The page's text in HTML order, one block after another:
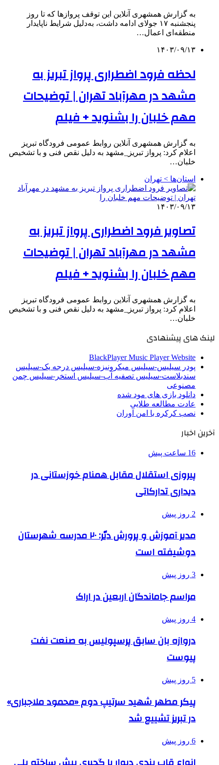
به گزارش همشهری آنلاین این توقف پروازها که تا روز
پنجشنبه ۱۷ جولای ادامه داشت، به‌دلیل شرایط ناپایدار
منطقه‌ای اعمال…
۱۴۰۳/۰۹/۱۳
لحظه فرود اضطراری پرواز تبریز به
مشهد در مهرآباد تهران | توضیحات
مهم خلبان را بشنوید + فیلم
به گزارش همشهری آنلاین روابط عمومی فرودگاه تبریز
اعلام کرد: پرواز تبریز_مشهد به دلیل نقص فنی و با تشخیص
خلبان…
استان‌ها > تهران
۱۴۰۳/۰۹/۱۳
تصاویر فرود اضطراری پرواز تبریز به
مشهد در مهرآباد تهران | توضیحات
مهم خلبان را بشنوید + فیلم
به گزارش همشهری آنلاین روابط عمومی فرودگاه تبریز
اعلام کرد: پرواز تبریز_مشهد به دلیل نقص فنی و با تشخیص
خلبان…
لینک های پیشنهادی
BlackPlayer Music Player Website
پودر سیلیس-سیلیس میکرونیزه-سیلیس درجه یک-سیلیس
سندبلاست-سیلیس تصفیه آب-سیلیس استخر-سیلیس چمن
مصنوعی
دانلود بازی های مود شده
عادت مطالعه طلایی
نصب کرکره با امن آوران
آخرین اخبار
16 ساعت پیش
پیروزی استقلال مقابل همنام خوزستانی در
دیداری تدارکاتی
2 روز پیش
مدیر آموزش و پرورش دیّر: ۲۰ مدرسه شهرستان
دوشیفته است
3 روز پیش
مراسم جاماندگان اربعین در اراک
4 روز پیش
دروازه بان سابق پرسپولیس به صنعت نفت
پیوست
5 روز پیش
پیکر مطهر شهید سرتیپ دوم «محمود ملاجباری»
در تبریز تشییع شد
6 روز پیش